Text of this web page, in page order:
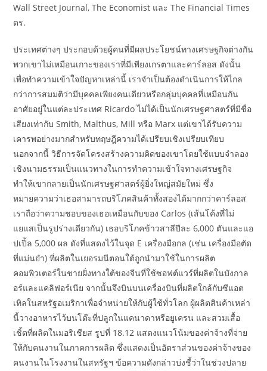
Wall Street Journal, The Economist และ The Financial Times
ดร.
ประเทศต่างๆ ประกอบด้วยผู้คนที่มีผลประโยชน์ทางเศรษฐกิจต่างกัน
พวกเขาไม่เหมือนเกาะของเราที่มีเพียงเกรตาและคาร์ลอส ดังนั้น
เพื่อทำความเข้าใจปัญหาเหล่านี้ เราจำเป็นต้องดำเนินการให้ไกล
กว่าการสมมติว่ามีบุคคลเพียงคนเดียวหรือกลุ่มบุคคลที่เหมือนกัน
อาศัยอยู่ในแต่ละประเทศ Ricardo ไม่ได้เป็นนักเศรษฐศาสตร์ที่มีชื่อ
เสียงเท่ากับ Smith, Malthus, Mill หรือ Marx แต่เขาได้รับความ
เคารพอย่างมากสำหรับทฤษฎีความได้เปรียบเชิงเปรียบเทียบ
นอกจากนี้ วิธีการจัดโครงสร้างความคิดของเขาโดยใช้แบบจำลอง
เชิงนามธรรมเป็นแนวทางในการทำความเข้าใจทางเศรษฐกิจ
ทำให้เขากลายเป็นนักเศรษฐศาสตร์ผู้ยิ่งใหญ่สมัยใหม่ ซึ่ง
หมายความว่าเธอสามารถบริโภคสินค้าทั้งสองได้มากกว่าคาร์ลอส
เราถือว่าความชอบของเธอเหมือนกับของ Carlos (เส้นโค้งที่ไม่
แยแสเป็นรูปร่างเดียวกัน) เธอบริโภคข้าวสาลีปีละ 6,000 ตันและแอ
ปเปิ้ล 5,000 ผล ดังที่แสดงไว้ในจุด E เครื่องมือกล (เช่น เครื่องมือตัด
ที่แม่นยำ) ที่ผลิตในเยอรมนีตอนใต้ถูกนำมาใช้ในการผลิต
คอมพิวเตอร์ในชายฝั่งทางใต้ของจีนที่ใช้ซอฟต์แวร์ที่ผลิตในบังกาล
อร์และแคลิฟอร์เนีย จากนั้นจึงบินบนเครื่องบินที่ผลิตใกล้กับซีแอต
เทิลในสหรัฐอเมริกาเพื่อจำหน่ายให้กับผู้ใช้ทั่วโลก ผู้ผลิตสินค้าเหล่า
นี้วางอาหารไว้บนโต๊ะที่ปลูกในแคนาดาหรือยูเครน และสวมเสื้อ
เชิ้ตที่ผลิตในมอริเชียส รูปที่ 18.12 แสดงแนวโน้มของค่าจ้างที่จ่าย
ให้กับคนงานในภาคการผลิต ซึ่งแสดงเป็นอัตราส่วนของค่าจ้างของ
คนงานในโรงงานในสหรัฐฯ ข้อความดังกล่าวบ่งชี้ว่าในช่วงปลาย